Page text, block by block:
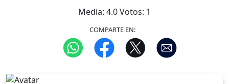
Media: 4.0Votos: 1
COMPARTE EN: